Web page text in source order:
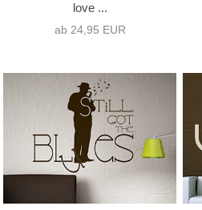
love ...
ab 24,95 EUR